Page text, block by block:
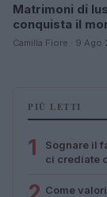
Matrimoni di
conquista il
Camilla Fiore · 9 Ago
PIÙ LETTI
1
Sognare il
ci crediate
Come